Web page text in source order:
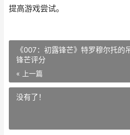
提高游戏尝试。
《007：初露锋芒》特罗穆尔托的
锋芒评分
« 上一篇
没有了！